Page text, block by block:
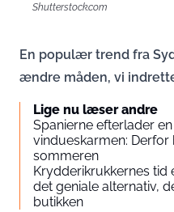
Shutterstock.com
En populær trend fra
ændre måden, vi
Lige nu læser andre
Spanierne efterlader
vindueskarmen:
sommeren
Krydderikrukkernes tid
det geniale alternativ,
butikken